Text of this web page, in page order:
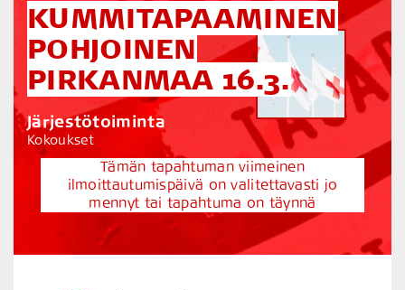
KUMMITAPAAMINEN
POHJOINEN
PIRKANMAA 16.3.
Järjestötoiminta
Kokoukset
Tämän tapahtuman viimeinen
ilmoittautumispäivä on valitettavasti jo
mennyt tai tapahtuma on täynnä